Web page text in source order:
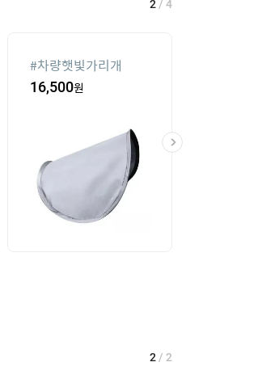
#차량햇빛가리개
16,500원
2 / 4
2 / 2